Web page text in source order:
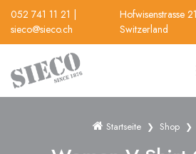
052 741 11 21
sieco@sieco.ch
Hofwisenstrasse
Switzerland
Startseite Shop